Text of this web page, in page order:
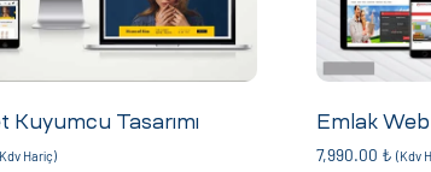
Kuyumcu Tasarımı
Hariç)
Emlak Web
7,990.00 ₺ (Kdv